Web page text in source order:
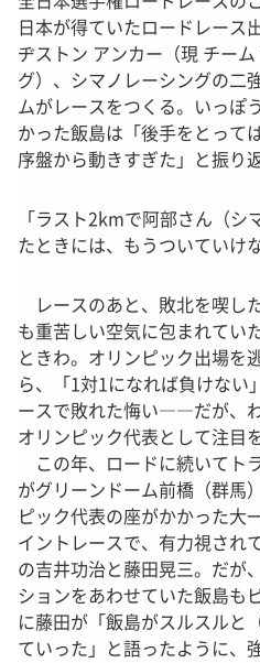
日本が得ていたロードレース
ヂストン アンカー（現 チー
グ）、シマノレーシングの二
ムがレースをつくる。いっぽ
かった飯島は「後手をとって
序盤から動きすぎた」と振り返
「ラスト2kmで阿部さん（シ
たときには、もうついていけ
レースのあと、敗北を喫し
も重苦しい空気に包まれてい
ときわ。オリンピック出場を
ら、「1対1になれば負けない
ースで敗れた悔い――だが、
オリンピック代表として注目
この年、ロードに続いてト
がグリーンドーム前橋（群馬
ピック代表の座がかかった大
イントレースで、有力視され
の吉井功治と藤田晃三。だが
ションをあわせていた飯島も
に藤田が「飯島がスルスルと
ていった」と語ったように、